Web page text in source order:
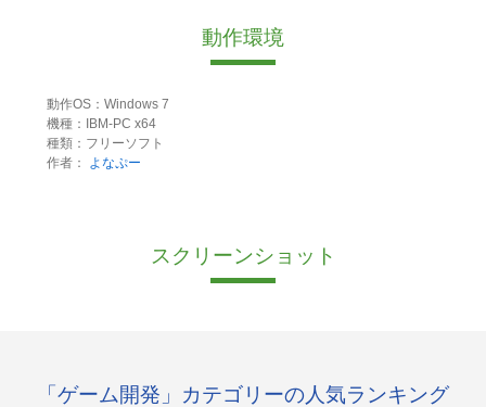
動作環境
動作OS：Windows 7
機種：IBM-PC x64
種類：フリーソフト
作者：
よなぷー
スクリーンショット
「ゲーム開発」カテゴリーの人気ランキング